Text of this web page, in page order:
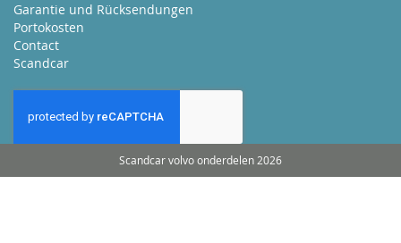
Garantie und Rücksendungen
Portokosten
Contact
Scandcar
Scandcar volvo onderdelen 2026